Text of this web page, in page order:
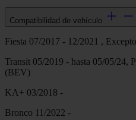
Compatibilidad de vehículo
Fiesta 07/2017 - 12/2021 ,
Transit 05/2019 - hasta 05/05/24,
(BEV)
KA+ 03/2018 -
Bronco 11/2022 -